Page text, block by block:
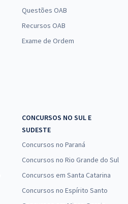
Questões OAB
Recursos OAB
Exame de Ordem
CONCURSOS NO SUL E
SUDESTE
Concursos no Paraná
Concursos no Rio Grande do Sul
Concursos em Santa Catarina
Concursos no Espírito Santo